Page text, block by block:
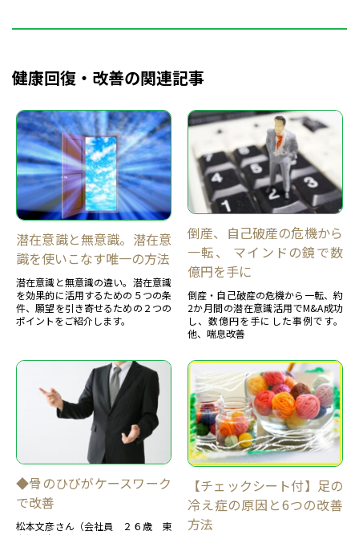
健康回復・改善の関連記事
潜在意識と無意識。潜在意
識を使いこなす唯一の方法
潜在意識と無意識の違い。潜在意識
を効果的に活用するための５つの条
件、願望を引き寄せるための２つの
ポイントをご紹介します。
倒産、自己破産の危機から
一転、 マインドの鏡で数
億円を手に
倒産・自己破産の危機から一転、約
2か月間の潜在意識活用でM&A成功
し、数億円を手にした事例です。
他、喘息改善
◆骨のひびがケースワーク
で改善
松本文彦さん（会社員 ２６歳 東
【チェックシート付】足の
冷え症の原因と6つの改善
方法